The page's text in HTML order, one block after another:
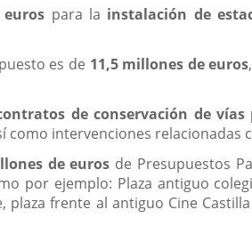
euros para la instalación de
es de 11,5 millones de euros
de conservación de
intervenciones relacionadas
de euros de Presupuestos
por ejemplo: Plaza antiguo
frente al antiguo Cine